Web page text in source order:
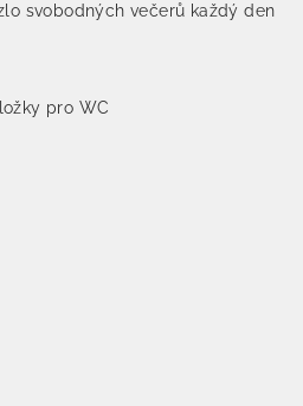
svobodných večerů každý den
pro WC